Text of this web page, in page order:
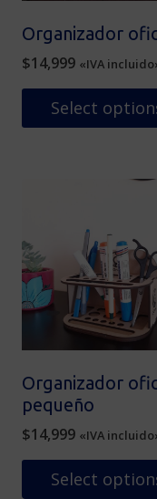
Organizador
$14,999 «IVA
Select
Organizador
pequeño
$14,999 «IVA
Select